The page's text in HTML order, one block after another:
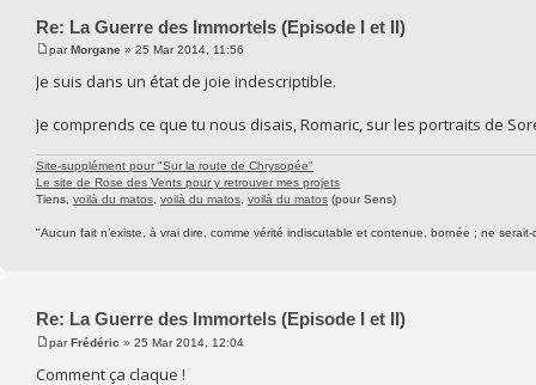
Re: La Guerre des Immortels (Episode I et II)
parMorgane » 25 Mar 2014, 11:56
Je suis dans un état de joie indescriptible.
Je comprends ce que tu nous disais, Romaric, sur les portraits de
Site-supplément pour "Sur la route de Chrysopée"
Le site de Rose des Vents pour y retrouver mes projets
Tiens, voilà du matos voilà du matos voilà du matos (pour Sens)
"Aucun fait n’existe, à vrai dire, comme vérité indiscutable et contenue, bornée ; ne
Re: La Guerre des Immortels (Episode I et II)
parFrédéric » 25 Mar 2014, 12:04
Comment ça claque !